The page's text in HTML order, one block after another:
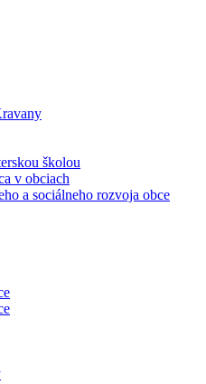
školou
v obciach
a sociálneho rozvoja obce